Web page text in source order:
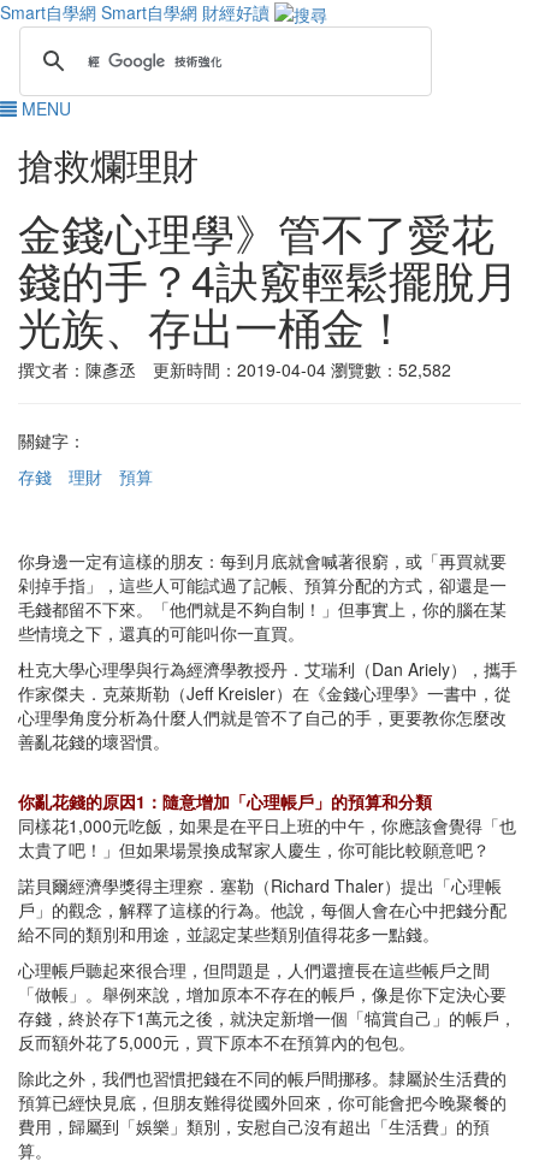
Smart自學網 Smart自學網 財經好讀
MENU
搶救爛理財
金錢心理學》管不了愛花
錢的手？4訣竅輕鬆擺脫月
光族、存出一桶金！
撰文者：陳彥丞 更新時間：2019-04-04 瀏覽數：52,582
關鍵字：
存錢
理財 預算
你身邊一定有這樣的朋友：每到月底就會喊著很窮，或「再買就要
剁掉手指」，這些人可能試過了記帳、預算分配的方式，卻還是一
毛錢都留不下來。「他們就是不夠自制！」但事實上，你的腦在某
些情境之下，還真的可能叫你一直買。
杜克大學心理學與行為經濟學教授丹．艾瑞利（Dan Ariely），攜手
作家傑夫．克萊斯勒（Jeff Kreisler）在《金錢心理學》一書中，從
心理學角度分析為什麼人們就是管不了自己的手，更要教你怎麼改
善亂花錢的壞習慣。
你亂花錢的原因1：隨意增加「心理帳戶」的預算和分類
同樣花1,000元吃飯，如果是在平日上班的中午，你應該會覺得「也
太貴了吧！」但如果場景換成幫家人慶生，你可能比較願意吧？
諾貝爾經濟學獎得主理察．塞勒（Richard Thaler）提出「心理帳
戶」的觀念，解釋了這樣的行為。他說，每個人會在心中把錢分配
給不同的類別和用途，並認定某些類別值得花多一點錢。
心理帳戶聽起來很合理，但問題是，人們還擅長在這些帳戶之間
「做帳」。舉例來說，增加原本不存在的帳戶，像是你下定決心要
存錢，終於存下1萬元之後，就決定新增一個「犒賞自己」的帳戶，
反而額外花了5,000元，買下原本不在預算內的包包。
除此之外，我們也習慣把錢在不同的帳戶間挪移。隸屬於生活費的
預算已經快見底，但朋友難得從國外回來，你可能會把今晚聚餐的
費用，歸屬到「娛樂」類別，安慰自己沒有超出「生活費」的預
算。